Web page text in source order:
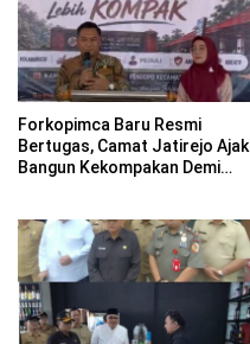
Forkopimca Baru Resmi
Bertugas, Camat Jatirejo Ajak
Bangun Kekompakan Demi